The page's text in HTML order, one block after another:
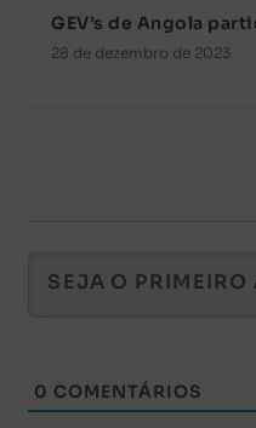
GEV’s de Angola
28 de dezembro de 2023
0 COMENTÁRIOS